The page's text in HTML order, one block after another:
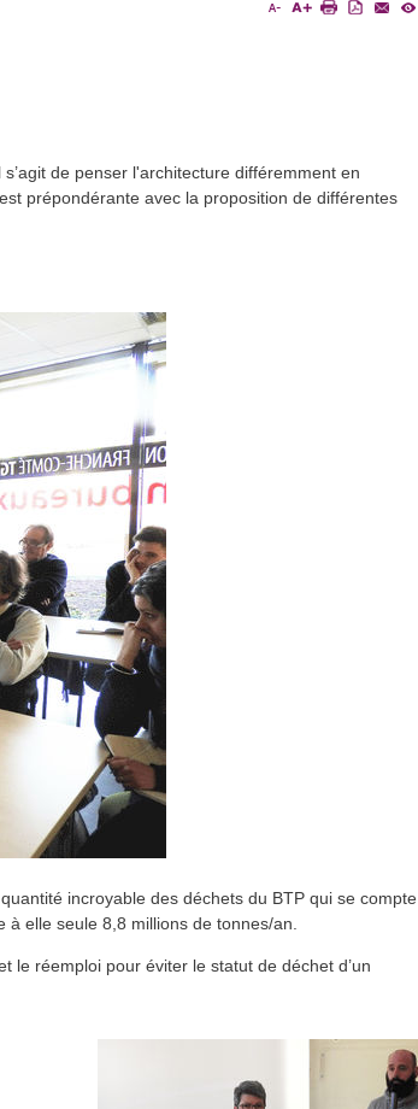
de penser l'architecture différemment en
prépondérante avec la proposition de différentes
incroyable des déchets du BTP qui se compte
elle seule 8,8 millions de tonnes/an.
le réemploi pour éviter le statut de déchet d’un